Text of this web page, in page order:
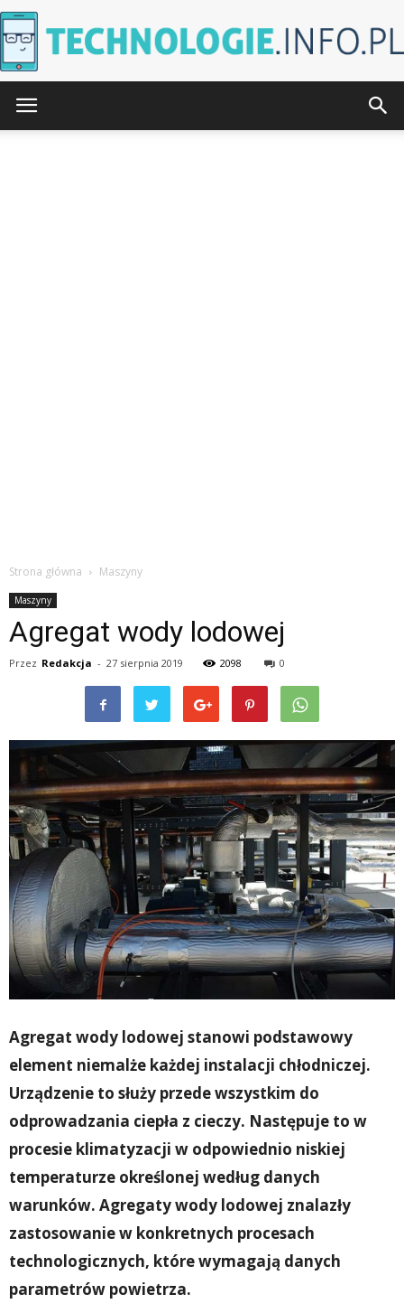
Strona główna Maszyny
Maszyny
Agregat wody lodowej
Przez Redakcja - 27 sierpnia 2019 2098 0
Agregat wody lodowej stanowi podstawowy
element niemalże każdej instalacji chłodniczej.
Urządzenie to służy przede wszystkim do
odprowadzania ciepła z cieczy. Następuje to w
procesie klimatyzacji w odpowiednio niskiej
temperaturze określonej według danych
warunków. Agregaty wody lodowej znalazły
zastosowanie w konkretnych procesach
technologicznych, które wymagają danych
parametrów powietrza.